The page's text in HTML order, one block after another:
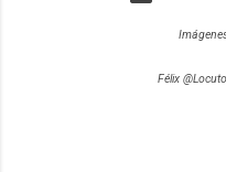
Félix